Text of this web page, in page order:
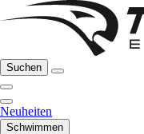
Suchen
Neuheiten
Schwimmen